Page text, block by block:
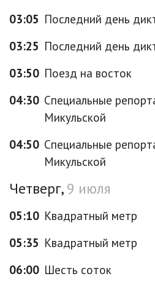
03:05 Последний день
03:25 Последний день
03:50 Поезд на восток
04:30 Специальные
Микульской
04:50 Специальные
Микульской
Четверг,9 июля
05:10 Квадратный метр
05:35 Квадратный метр
06:00 Шесть соток